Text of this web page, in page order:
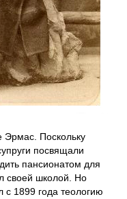
Эрмас. Поскольку
посвящали
пансионатом для
своей школой. Но
с 1899 года теологию